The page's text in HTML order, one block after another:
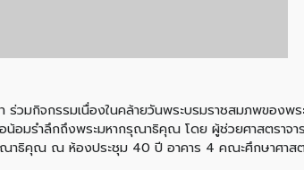
ร่วมกิจกรรมเนื่องในคล้ายวันพระบรมราชสมภพของพ
น้อมรำลึกถึงพระมหากรุณาธิคุณ โดย ผู้ช่วยศาสตรา
ณาธิคุณ ณ ห้องประชุม 40 ปี อาคาร 4 คณะศึกษาศาส